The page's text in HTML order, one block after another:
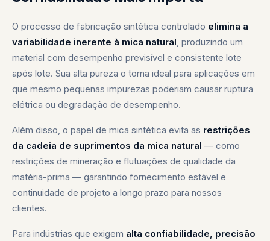
Estrutura cristalina sintética controlada
→ previsível, consistente, confiável.
O processo de fabricação sintética controlado elimina a
variabilidade inerente à mica natural, produzindo um
material com desempenho previsível e consistente lote
após lote. Sua alta pureza o torna ideal para aplicações em
que mesmo pequenas impurezas poderiam causar ruptura
elétrica ou degradação de desempenho.
Além disso, o papel de mica sintética evita as restrições
da cadeia de suprimentos da mica natural — como
restrições de mineração e flutuações de qualidade da
matéria-prima — garantindo fornecimento estável e
continuidade de projeto a longo prazo para nossos
clientes.
Para indústrias que exigem alta confiabilidade, precisão